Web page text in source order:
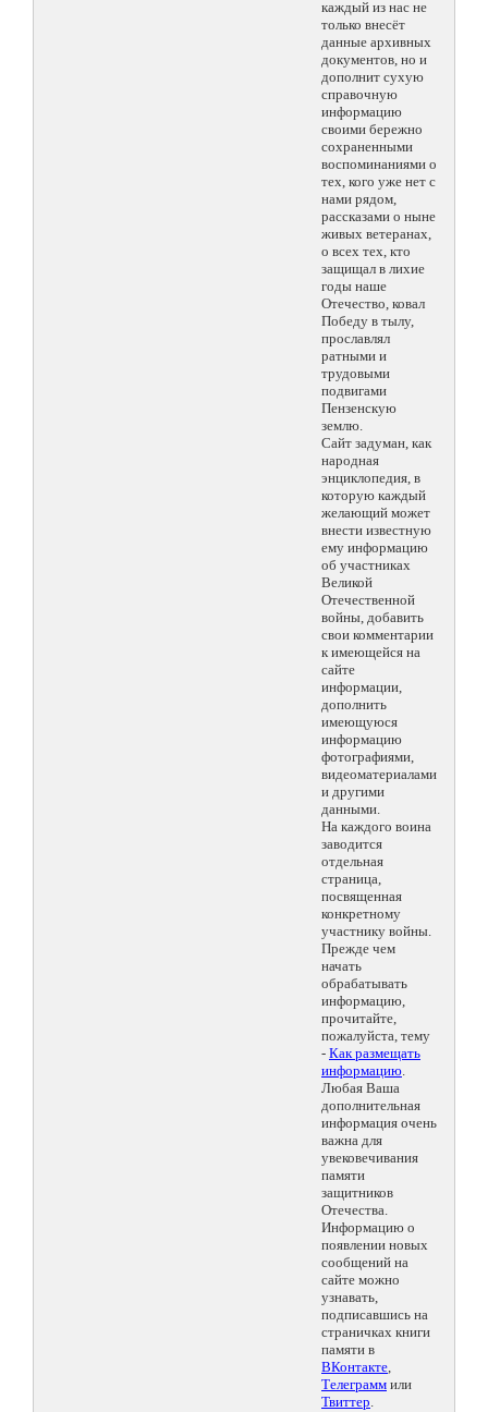
каждый из нас не
только внесёт
данные архивных
документов, но и
дополнит сухую
справочную
информацию
своими бережно
сохраненными
воспоминаниями о
тех, кого уже нет с
нами рядом,
рассказами о ныне
живых ветеранах,
о всех тех, кто
защищал в лихие
годы наше
Отечество, ковал
Победу в тылу,
прославлял
ратными и
трудовыми
подвигами
Пензенскую
землю.
Сайт задуман, как
народная
энциклопедия, в
которую каждый
желающий может
внести известную
ему информацию
об участниках
Великой
Отечественной
войны, добавить
свои комментарии
к имеющейся на
сайте
информации,
дополнить
имеющуюся
информацию
фотографиями,
видеоматериалами
и другими
данными.
На каждого воина
заводится
отдельная
страница,
посвященная
конкретному
участнику войны.
Прежде чем
начать
обрабатывать
информацию,
прочитайте,
пожалуйста, тему
- Как размещать
информацию.
Любая Ваша
дополнительная
информация очень
важна для
увековечивания
памяти
защитников
Отечества.
Информацию о
появлении новых
сообщений на
сайте можно
узнавать,
подписавшись на
страничках книги
памяти в
ВКонтакте,
Телеграмм или
Твиттер.